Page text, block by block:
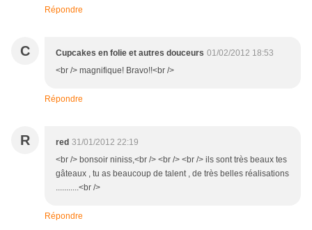
Répondre
C Cupcakes en folie et autres douceurs 01/02/2012 18:53
<br /> magnifique! Bravo!!<br />
Répondre
R red 31/01/2012 22:19
<br /> bonsoir niniss,<br /> <br /> <br /> ils sont très beaux tes
gâteaux , tu as beaucoup de talent , de très belles réalisations
...........<br />
Répondre